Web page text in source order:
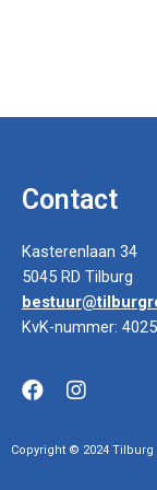
Contact
Kasterenlaan 34
5045 RD Tilburg
KvK-nummer:
Copyright © 2024 Tilburg